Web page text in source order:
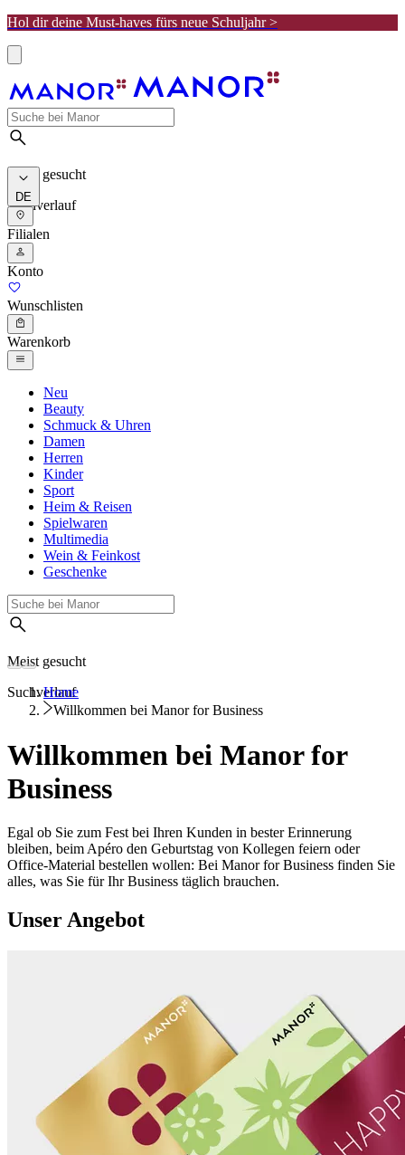
Hol dir deine Must-haves fürs neue Schuljahr >
Meist gesucht
Suchverlauf
DE
Filialen
Konto
Wunschlisten
Warenkorb
Neu
Beauty
Schmuck & Uhren
Damen
Herren
Kinder
Sport
Heim & Reisen
Spielwaren
Multimedia
Wein & Feinkost
Geschenke
Meist gesucht
Suchverlauf
Home
Willkommen bei Manor for Business
Willkommen bei Manor for
Business
Egal ob Sie zum Fest bei Ihren Kunden in bester Erinnerung
bleiben, beim Apéro den Geburtstag von Kollegen feiern oder
Office-Material bestellen wollen: Bei Manor for Business finden Sie
alles, was Sie für Ihr Business täglich brauchen.
Unser Angebot